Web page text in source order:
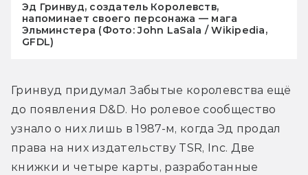
Эд Гринвуд, создатель Королевств,
напоминает своего персонажа — мага
Эльминстера (Фото: John LaSala / Wikipedia,
GFDL)
Гринвуд придумал Забытые королевства ещё
до появления D&D. Но ролевое сообщество
узнало о них лишь в 1987-м, когда Эд продал
права на них издательству TSR, Inc. Две
книжки и четыре карты, разработанные